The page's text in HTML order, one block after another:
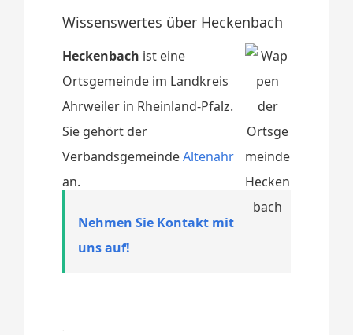
Wissenswertes über Heckenbach
Heckenbach ist eine
Ortsgemeinde im Landkreis
Ahrweiler in Rheinland-Pfalz.
Sie gehört der
VerbandsgemeindeAltenahr
an.
Nehmen Sie Kontakt mit
uns auf!